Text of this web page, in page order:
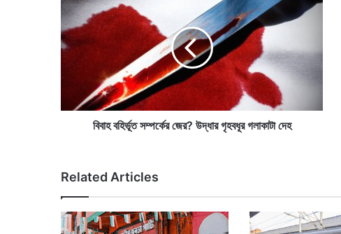
বা
হ
ব
হি
ম্প
?
উ
দ্ধা
র
বিবাহ বহির্ভূত সম্পর্কের জের? উদ্ধার গৃহবধূর গলাকাটা দেহ
Related Articles